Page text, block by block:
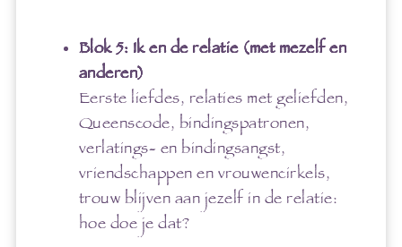
Blok 5: Ik en de relatie (met mezelf en
anderen)
Eerste liefdes, relaties met geliefden,
Queenscode, bindingspatronen,
verlatings- en bindingsangst,
vriendschappen en vrouwencirkels,
trouw blijven aan jezelf in de relatie:
hoe doe je dat?